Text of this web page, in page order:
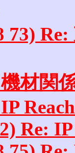
73)
材関
Re: